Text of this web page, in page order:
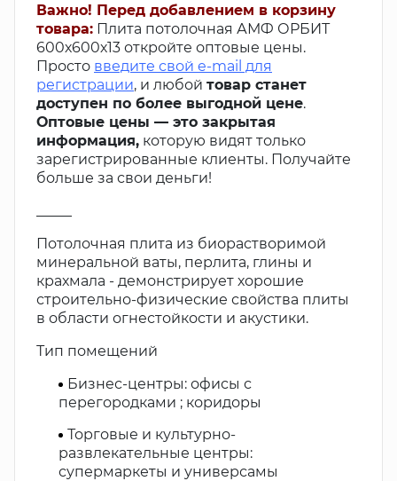
Важно! Перед добавлением в корзину
товара: Плита потолочная АМФ ОРБИТ
600х600х13 откройте оптовые цены.
Просто введите свой e-mail для
регистрации, и любой товар станет
доступен по более выгодной цене.
Оптовые цены — это закрытая
информация, которую видят только
зарегистрированные клиенты. Получайте
больше за свои деньги!
Потолочная плита из биорастворимой
минеральной ваты, перлита, глины и
крахмала - демонстрирует хорошие
строительно-физические свойства плиты
в области огнестойкости и акустики.
Тип помещений
Бизнес-центры: офисы с
перегородками ; коридоры
Торговые и культурно-
развлекательные центры:
супермаркеты и универсамы